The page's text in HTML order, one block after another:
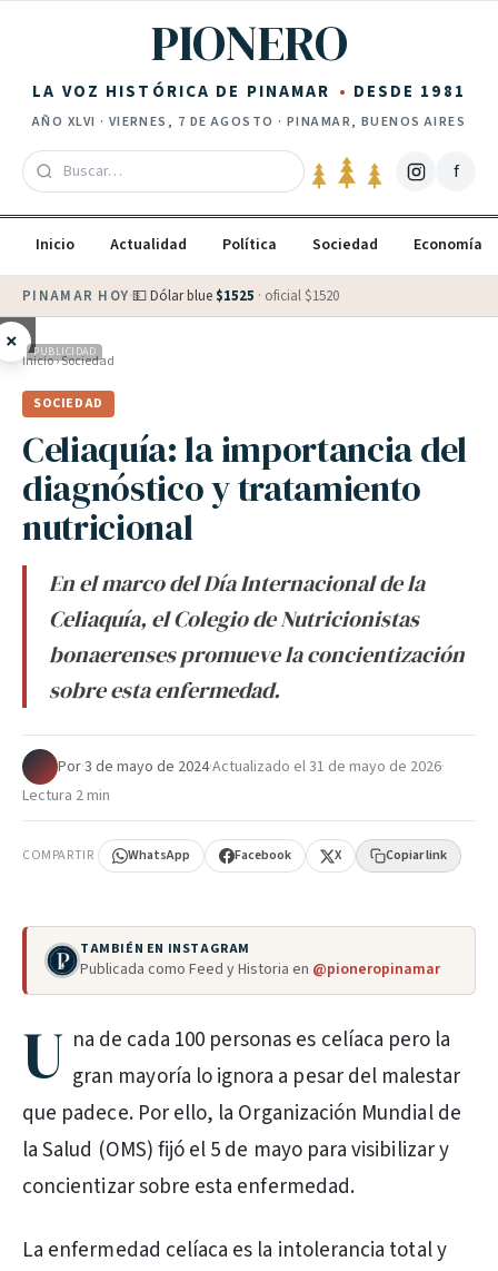
PIONERO
LA VOZ HISTÓRICA DE PINAMAR DESDE 1981
AÑO XLVI · VIERNES, 7 DE AGOSTO · PINAMAR, BUENOS AIRES
f
Inicio Actualidad Política Sociedad Economía
PINAMAR HOY·💵 Dólar blue $1525 · oficial $1520
× PUBLICIDAD
Inicio›Sociedad
SOCIEDAD
Celiaquía: la importancia del
diagnóstico y tratamiento
nutricional
En el marco del Día Internacional de la
Celiaquía, el Colegio de Nutricionistas
bonaerenses promueve la concientización
sobre esta enfermedad.
Por·3 de mayo de 2024·Actualizado el31 de mayo de 2026·
Lectura 2 min
COMPARTIR WhatsApp Facebook X Copiar link
TAMBIÉN EN INSTAGRAM
Publicada como Feed y Historia en @pioneropinamar
U na de cada 100 personas es celíaca pero la
gran mayoría lo ignora a pesar del malestar
que padece. Por ello, la Organización Mundial de
la Salud (OMS) fijó el 5 de mayo para visibilizar y
concientizar sobre esta enfermedad.
La enfermedad celíaca es la intolerancia total y